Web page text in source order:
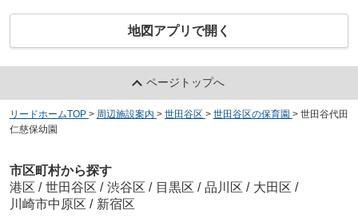
地図アプリで開く
ページトップへ
リードホームTOP > 周辺施設案内 > 世田谷区 > 世田谷区の保育園 > 世田谷代田
仁慈保幼園
市区町村から探す
港区 / 世田谷区 / 渋谷区 / 目黒区 / 品川区 / 大田区 /
川崎市中原区 / 新宿区